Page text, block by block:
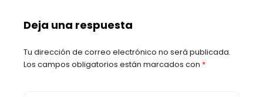
Deja una respuesta
Tu dirección de correo electrónico no será publicada.
Los campos obligatorios están marcados con *